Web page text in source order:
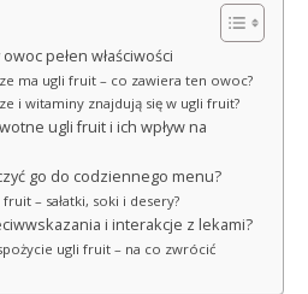
pełen właściwości
ma ugli fruit – co zawiera ten owoc?
i witaminy znajdują się w ugli fruit?
ugli fruit i ich wpływ na
go do codziennego menu?
– sałatki, soki i desery?
i interakcje z lekami?
ugli fruit – na co zwrócić